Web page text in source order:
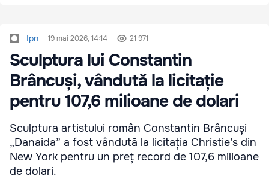
Ipn 19 mai 2026, 14:14 21 971
Sculptura lui Constantin
Brâncuși, vândută la licitație
pentru 107,6 milioane de dolari
Sculptura artistului român Constantin Brâncuși
„Danaida” a fost vândută la licitația Christie’s din
New York pentru un preț record de 107,6 milioane
de dolari.